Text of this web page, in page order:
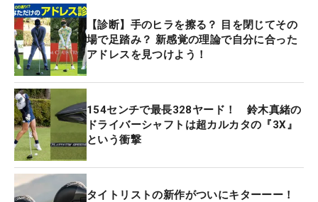
【診断】手のヒラを擦る？ 目を閉じてその
場で足踏み？ 新感覚の理論で自分に合った
アドレスを見つけよう！
154センチで最長328ヤード！ 鈴木真緒の
ドライバーシャフトは超カルカタの『3X』
という衝撃
タイトリストの新作がついにキターーー！